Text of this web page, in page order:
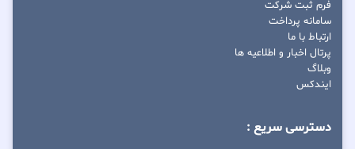
فرم ثبت شرکت
سامانه پرداخت
ارتباط با ما
پرتال اخبار و اطلاعیه ها
وبلاگ
ایندکس
دسترسی سریع :